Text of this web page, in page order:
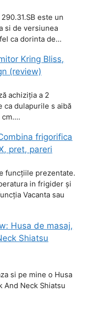
este un
si de versiunea
ca dorinta de…
Kring Bliss,
(review)
achiziția a 2
ca dulapurile s aibă
cm.…
frigorifica
pret, pareri
funcțiile prezentate.
in frigider și
Vacanta sau
Husa de masaj,
Shiatsu
si pe mine o Husa
And Neck Shiatsu